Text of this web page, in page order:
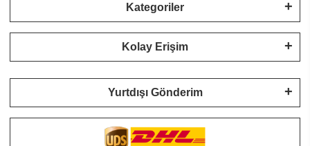
Kategoriler
Kolay Erişim
Yurtdışı Gönderim